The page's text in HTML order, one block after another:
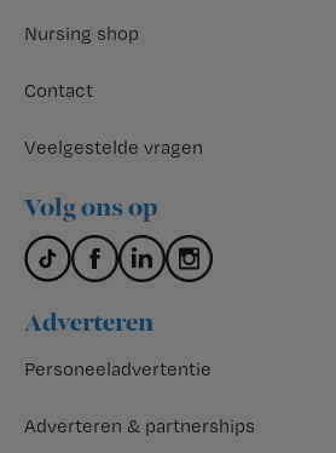
Nursing shop
Contact
Veelgestelde vragen
Volg ons op
Adverteren
Personeeladvertentie
Adverteren & partnerships